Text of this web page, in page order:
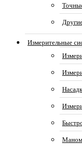
Измерительные